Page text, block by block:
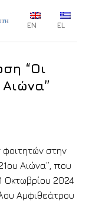
EN EL
“Οι
στην
Αιώνα”, που
Οκτωβρίου 2024
Αμφιθεάτρου